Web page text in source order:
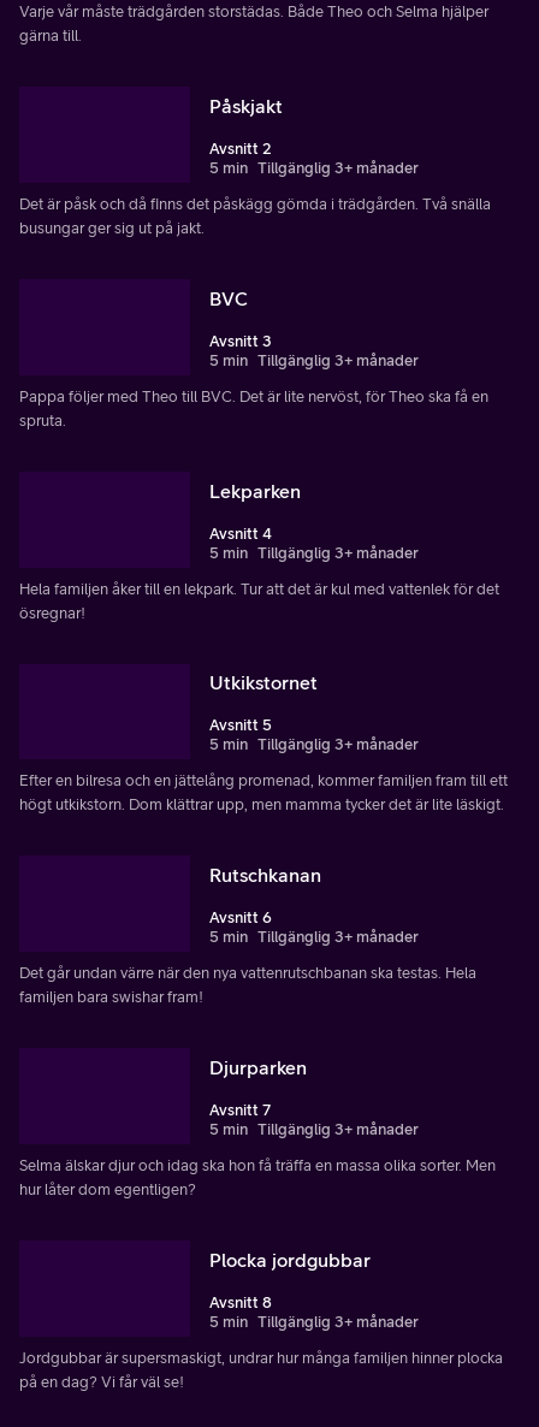
Varje vår måste trädgården storstädas. Både Theo och Selma hjälper
gärna till.
Påskjakt
Avsnitt 2
5 min Tillgänglig 3+ månader
Det är påsk och då finns det påskägg gömda i trädgården. Två snälla
busungar ger sig ut på jakt.
BVC
Avsnitt 3
5 min Tillgänglig 3+ månader
Pappa följer med Theo till BVC. Det är lite nervöst, för Theo ska få en
spruta.
Lekparken
Avsnitt 4
5 min Tillgänglig 3+ månader
Hela familjen åker till en lekpark. Tur att det är kul med vattenlek för det
ösregnar!
Utkikstornet
Avsnitt 5
5 min Tillgänglig 3+ månader
Efter en bilresa och en jättelång promenad, kommer familjen fram till ett
högt utkikstorn. Dom klättrar upp, men mamma tycker det är lite läskigt.
Rutschkanan
Avsnitt 6
5 min Tillgänglig 3+ månader
Det går undan värre när den nya vattenrutschbanan ska testas. Hela
familjen bara swishar fram!
Djurparken
Avsnitt 7
5 min Tillgänglig 3+ månader
Selma älskar djur och idag ska hon få träffa en massa olika sorter. Men
hur låter dom egentligen?
Plocka jordgubbar
Avsnitt 8
5 min Tillgänglig 3+ månader
Jordgubbar är supersmaskigt, undrar hur många familjen hinner plocka
på en dag? Vi får väl se!